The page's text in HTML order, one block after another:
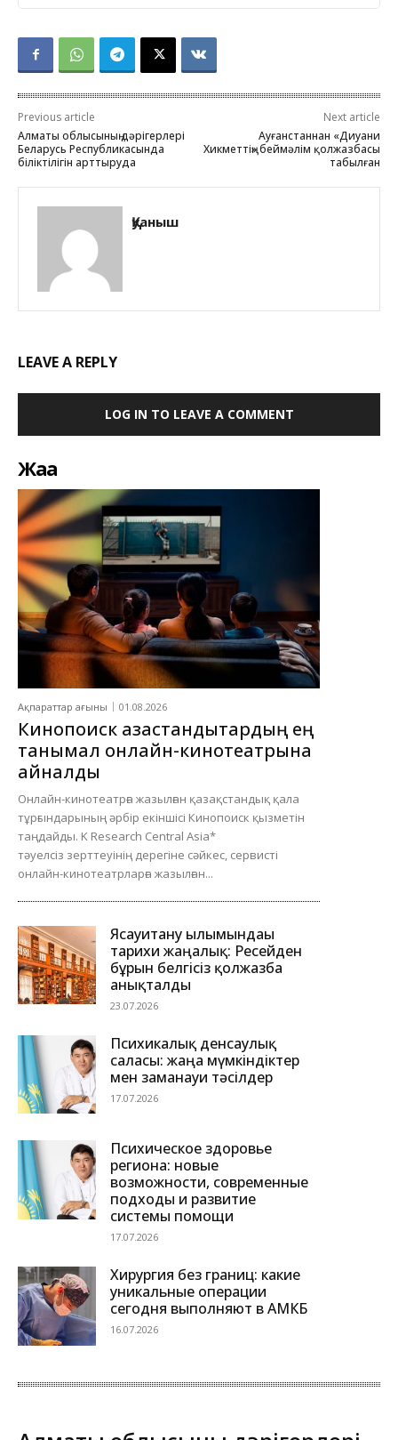
Previous article
Алматы облысының дәрігерлері
Беларусь Республикасында
біліктілігін арттыруда
Next article
Ауғанстаннан «Диуани
Хикметтің» беймәлім қолжазбасы
табылған
Қуаныш
LEAVE A REPLY
LOG IN TO LEAVE A COMMENT
Жаңа
Ақпараттар ағыны 01.08.2026
Кинопоиск қазақстандықтардың ең
танымал онлайн-кинотеатрына
айналды
Онлайн-кинотеатрға жазылған қазақстандық қала
тұрғындарының әрбір екіншісі Кинопоиск қызметін
таңдайды. K Research Central Asia*
тәуелсіз зерттеуінің дерегіне сәйкес, сервисті
онлайн-кинотеатрларға жазылған...
Ясауитану ғылымындағы
тарихи жаңалық: Ресейден
бұрын белгісіз қолжазба
анықталды
23.07.2026
Психикалық денсаулық
саласы: жаңа мүмкіндіктер
мен заманауи тәсілдер
17.07.2026
Психическое здоровье
региона: новые
возможности, современные
подходы и развитие
системы помощи
17.07.2026
Хирургия без границ: какие
уникальные операции
сегодня выполняют в АМКБ
16.07.2026